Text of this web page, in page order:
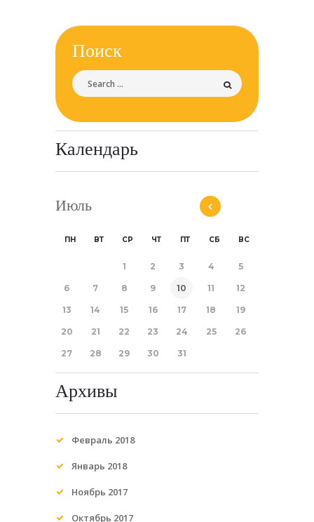
Поиск
Календарь
Июль
ПН ВТ СР ЧТ ПТ СБ ВС
1 2 3 4 5
6 7 8 9 10 11 12
13 14 15 16 17 18 19
20 21 22 23 24 25 26
27 28 29 30 31
Архивы
Февраль 2018
Январь 2018
Ноябрь 2017
Октябрь 2017